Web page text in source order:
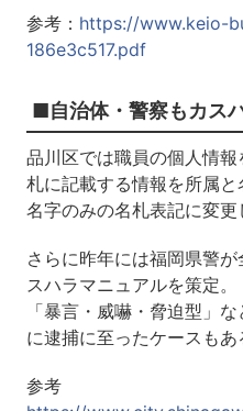
参考： https://www.keio-
186e3c517.pdf
■自治体・警察もカス
品川区では職員の個人情
札に記載する情報を所属
名字のみの名札表記に変更
さらに昨年には福岡県警
スハラマニュアルを策定。
「暴言・威嚇・脅迫型」
に逮捕に至ったケースもあ
参考